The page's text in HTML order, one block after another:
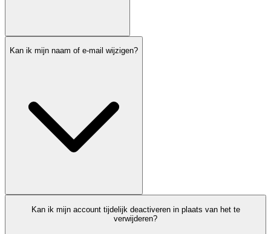
Kan ik mijn naam of e-mail wijzigen?
Kan ik mijn account tijdelijk deactiveren in plaats van het te
verwijderen?